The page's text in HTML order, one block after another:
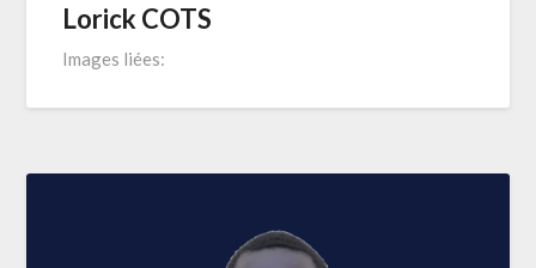
Lorick COTS
Images liées: